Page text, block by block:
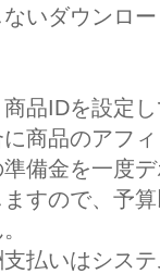
いダウンロ
品IDを設定
商品のアフ
備金を一度
すので、予
払いはシス